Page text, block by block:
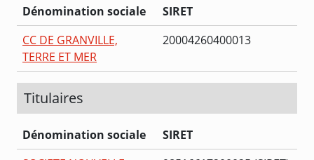
Dénomination sociale
SIRET
CC DE GRANVILLE,
TERRE ET MER
20004260400013
Titulaires
Dénomination sociale
SIRET